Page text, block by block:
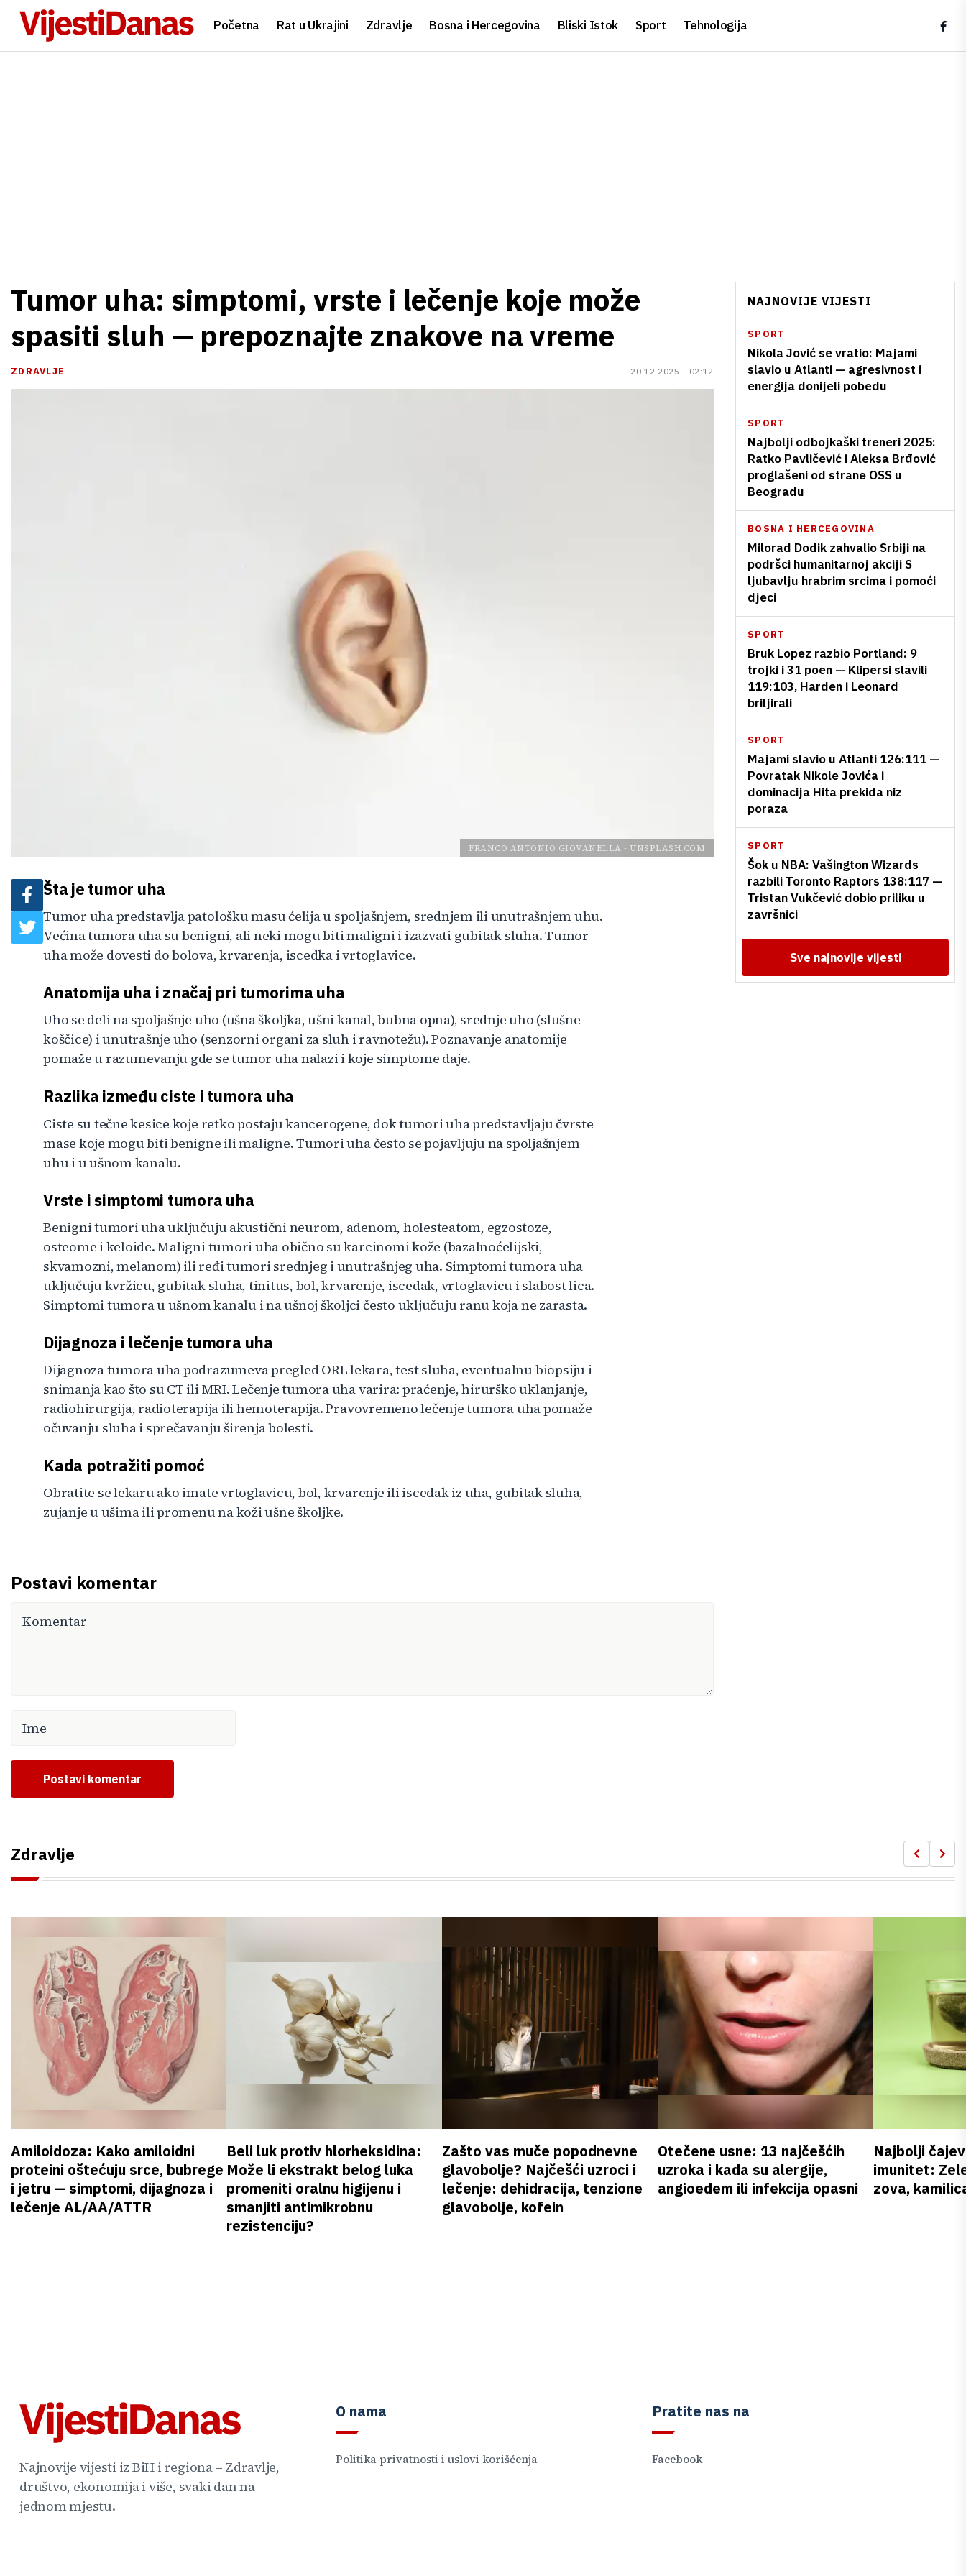
Početna Rat u Ukrajini Zdravlje Bosna i Hercegovina Bliski Istok Sport Tehnologija
Tumor uha: simptomi, vrste i lečenje koje može
spasiti sluh — prepoznajte znakove na vreme
ZDRAVLJE 20.12.2025 - 02:12
FRANCO ANTONIO GIOVANELLA - UNSPLASH.COM
Šta je tumor uha
Tumor uha predstavlja patološku masu ćelija u spoljašnjem, srednjem ili unutrašnjem uhu.
Većina tumora uha su benigni, ali neki mogu biti maligni i izazvati gubitak sluha. Tumor
uha može dovesti do bolova, krvarenja, iscedka i vrtoglavice.
Anatomija uha i značaj pri tumorima uha
Uho se deli na spoljašnje uho (ušna školjka, ušni kanal, bubna opna), srednje uho (slušne
koščice) i unutrašnje uho (senzorni organi za sluh i ravnotežu). Poznavanje anatomije
pomaže u razumevanju gde se tumor uha nalazi i koje simptome daje.
Razlika između ciste i tumora uha
Ciste su tečne kesice koje retko postaju kancerogene, dok tumori uha predstavljaju čvrste
mase koje mogu biti benigne ili maligne. Tumori uha često se pojavljuju na spoljašnjem
uhu i u ušnom kanalu.
Vrste i simptomi tumora uha
Benigni tumori uha uključuju akustični neurom, adenom, holesteatom, egzostoze,
osteome i keloide. Maligni tumori uha obično su karcinomi kože (bazalnoćelijski,
skvamozni, melanom) ili ređi tumori srednjeg i unutrašnjeg uha. Simptomi tumora uha
uključuju kvržicu, gubitak sluha, tinitus, bol, krvarenje, iscedak, vrtoglavicu i slabost lica.
Simptomi tumora u ušnom kanalu i na ušnoj školjci često uključuju ranu koja ne zarasta.
Dijagnoza i lečenje tumora uha
Dijagnoza tumora uha podrazumeva pregled ORL lekara, test sluha, eventualnu biopsiju i
snimanja kao što su CT ili MRI. Lečenje tumora uha varira: praćenje, hirurško uklanjanje,
radiohirurgija, radioterapija ili hemoterapija. Pravovremeno lečenje tumora uha pomaže
očuvanju sluha i sprečavanju širenja bolesti.
Kada potražiti pomoć
Obratite se lekaru ako imate vrtoglavicu, bol, krvarenje ili iscedak iz uha, gubitak sluha,
zujanje u ušima ili promenu na koži ušne školjke.
Postavi komentar
Postavi komentar
NAJNOVIJE VIJESTI
SPORT
Nikola Jović se vratio: Majami
slavio u Atlanti — agresivnost i
energija donijeli pobedu
SPORT
Najbolji odbojkaški treneri 2025:
Ratko Pavličević i Aleksa Brđović
proglašeni od strane OSS u
Beogradu
BOSNA I HERCEGOVINA
Milorad Dodik zahvalio Srbiji na
podršci humanitarnoj akciji S
ljubavlju hrabrim srcima i pomoći
djeci
SPORT
Bruk Lopez razbio Portland: 9
trojki i 31 poen — Klipersi slavili
119:103, Harden i Leonard
briljirali
SPORT
Majami slavio u Atlanti 126:111 —
Povratak Nikole Jovića i
dominacija Hita prekida niz
poraza
SPORT
Šok u NBA: Vašington Wizards
razbili Toronto Raptors 138:117 —
Tristan Vukčević dobio priliku u
završnici
Sve najnovije vijesti
Zdravlje
Amiloidoza: Kako amiloidni
proteini oštećuju srce, bubrege
i jetru — simptomi, dijagnoza i
lečenje AL/AA/ATTR
Beli luk protiv hlorheksidina:
Može li ekstrakt belog luka
promeniti oralnu higijenu i
smanjiti antimikrobnu
rezistenciju?
Zašto vas muče popodnevne
glavobolje? Najčešći uzroci i
lečenje: dehidracija, tenzione
glavobolje, kofein
Otečene usne: 13 najčešćih
uzroka i kada su alergije,
angioedem ili infekcija opasni
Najbolji
imunitet:
zova,
Najnovije vijesti iz BiH i regiona – Zdravlje,
društvo, ekonomija i više, svaki dan na
jednom mjestu.
O nama
Politika privatnosti i uslovi korišćenja
Pratite nas na
Facebook